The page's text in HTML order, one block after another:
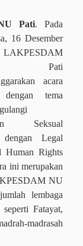
Pati. Pada
16 Desember
Pati
acara
dengan tema
Seksual
dengan Legal
Human Rights
ini merupakan
NU
lembaga
Fatayat,
madrasah